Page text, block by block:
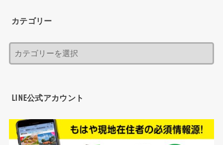
カテゴリー
LINE公式アカウント